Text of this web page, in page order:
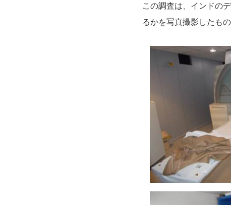
この調査は、インドの
るかを写真撮影したもの